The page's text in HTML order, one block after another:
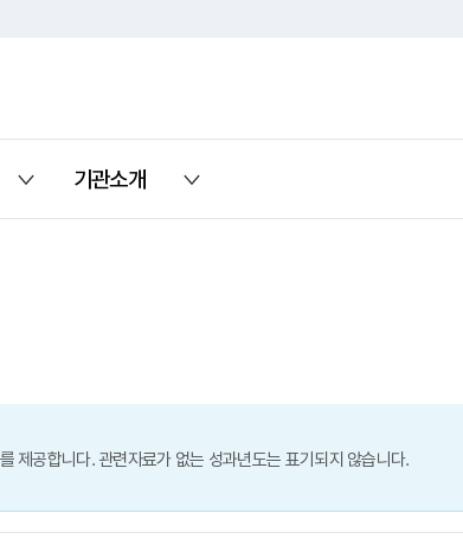
기관소개
열기
제공합니다. 관련자료가 없는 성과년도는 표기되지 않습니다.